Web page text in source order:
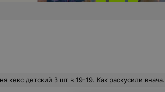
минула эта напичканная начинка.В свое время хотелось выразить слова благодарности кассирам,товароведу. А вот сам магазин внутри серенький, уныленький,света мало , как то безжизненно.Товар есть и цены хорошие, овощи и фрукты подкачали -дорого и зачастую неважные мягко говоря.Когда хочешь спросить про товар нужно постараться. Сделали бы детский развлекательный центр ,где играли дети и родители могли провести время с друзьями и семьей. Площади пустуют,можно их занять полезным для всех. С право от входа детское кафе сладостей с выходом на улицу к столикам ,от проезжей части далеко у вас столько плюсов.